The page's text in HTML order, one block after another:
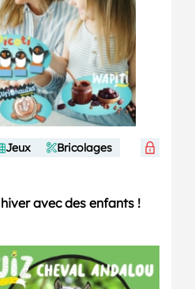
Jeux
Bricolages
avec des enfants !